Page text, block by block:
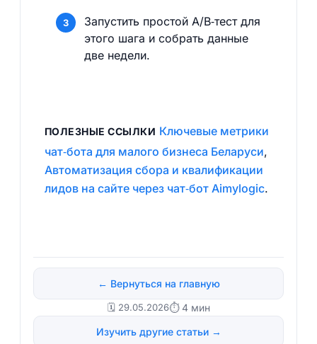
Запустить простой A/B‑тест для
этого шага и собрать данные
две недели.
ПОЛЕЗНЫЕ ССЫЛКИ Ключевые метрики
чат‑бота для малого бизнеса Беларуси,
Автоматизация сбора и квалификации
лидов на сайте через чат‑бот Aimylogic.
← Вернуться на главную
🗓️ 29.05.2026⏱ 4 мин
Изучить другие статьи →